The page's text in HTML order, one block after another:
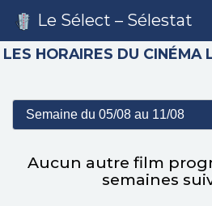
Le Sélect – Sélestat
LES HORAIRES DU CINÉMA
Aucun autre film
semaines